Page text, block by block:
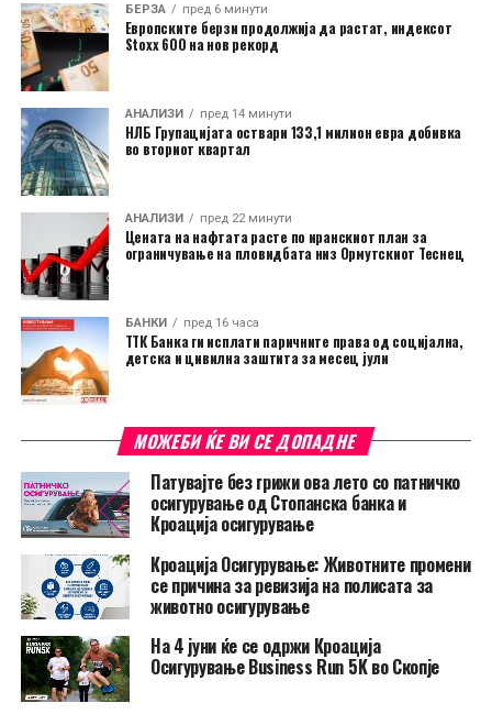
БЕРЗА пред 6 минути
Европските берзи продолжија да растат, индексот
Stoxx 600 на нов рекорд
АНАЛИЗИ пред 14 минути
НЛБ Групацијата оствари 133,1 милион евра добивка
во вториот квартал
АНАЛИЗИ пред 22 минути
Цената на нафтата расте по иранскиот план за
ограничување на пловидбата низ Ормутскиот Теснец
БАНКИ пред 16 часа
ТТК Банка ги исплати паричните права од социјална,
детска и цивилна заштита за месец јули
МОЖЕБИ ЌЕ ВИ СЕ ДОПАДНЕ
Патувајте без грижи ова лето со патничко
осигурување од Стопанска банка и
Кроација осигурување
Кроација Осигурување: Животните промени
се причина за ревизија на полисата за
животно осигурување
На 4 јуни ќе се одржи Кроација
Осигурување Business Run 5K во Скопје